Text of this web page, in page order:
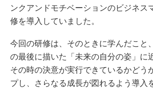
ンクアンドモチベーションのビジネス
修を導入していました。
今回の研修は、そのときに学んだこと
の最後に描いた「未来の自分の姿」に
その時の決意が実行できているかどう
プし、さらなる成長が図れるよう導入